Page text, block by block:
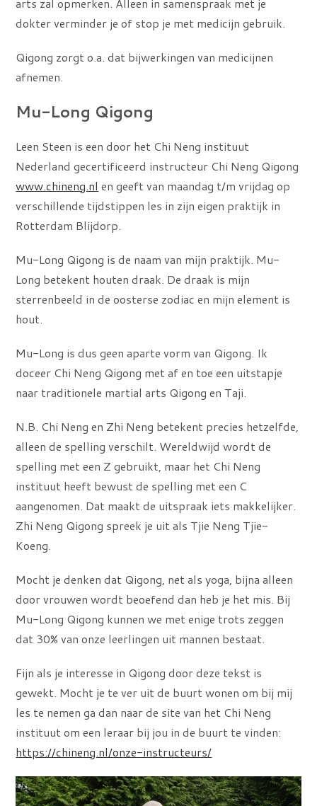
dokter verminder je of stop je met medicijn gebruik.
Qigong zorgt o.a. dat bijwerkingen van medicijnen
afnemen.
Mu-Long Qigong
Leen Steen is een door het Chi Neng instituut
Nederland gecertificeerd instructeur Chi Neng Qigong
www.chineng.nl en geeft van maandag t/m vrijdag op
verschillende tijdstippen les in zijn eigen praktijk in
Rotterdam Blijdorp.
Mu-Long Qigong is de naam van mijn praktijk. Mu-
Long betekent houten draak. De draak is mijn
sterrenbeeld in de oosterse zodiac en mijn element is
hout.
Mu-Long is dus geen aparte vorm van Qigong. Ik
doceer Chi Neng Qigong met af en toe een uitstapje
naar traditionele martial arts Qigong en Taji.
N.B. Chi Neng en Zhi Neng betekent precies hetzelfde,
alleen de spelling verschilt. Wereldwijd wordt de
spelling met een Z gebruikt, maar het Chi Neng
instituut heeft bewust de spelling met een C
aangenomen. Dat maakt de uitspraak iets makkelijker.
Zhi Neng Qigong spreek je uit als Tjie Neng Tjie-
Koeng.
Mocht je denken dat Qigong, net als yoga, bijna alleen
door vrouwen wordt beoefend dan heb je het mis. Bij
Mu-Long Qigong kunnen we met enige trots zeggen
dat 30% van onze leerlingen uit mannen bestaat.
Fijn als je interesse in Qigong door deze tekst is
gewekt. Mocht je te ver uit de buurt wonen om bij mij
les te nemen ga dan naar de site van het Chi Neng
instituut om een leraar bij jou in de buurt te vinden:
https://chineng.nl/onze-instructeurs/